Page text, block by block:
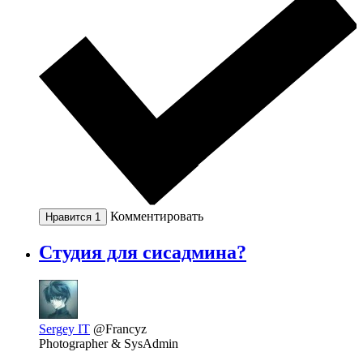
Нравится 1 Комментировать
Студия для сисадмина?
Sergey IT @Francyz
Photographer & SysAdmin